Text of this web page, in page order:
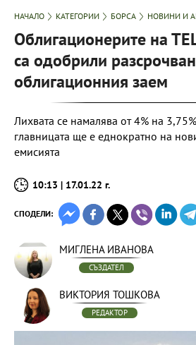
НАЧАЛО КАТЕГОРИИ БОРСА НОВИНИ И
Облигационерите на
са одобрили
облигационния заем
Лихвата се намалява от 4% на
главницата ще е еднократно на
емисията
10:13 | 17.01.22 г.
СПОДЕЛИ:
МИГЛЕНА ИВАНОВА
СЪЗДАТЕЛ
ВИКТОРИЯ ТОШКОВА
РЕДАКТОР